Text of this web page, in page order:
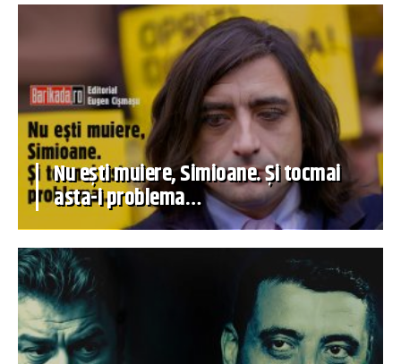
Nu ești muiere, Simioane. Și tocmai
asta-i problema…